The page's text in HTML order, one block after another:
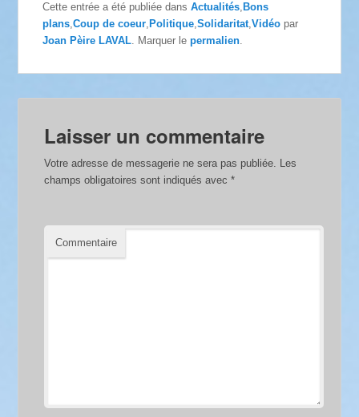
Cette entrée a été publiée dansActualités, Bons
plans,Coup de coeur, Politique,Solidaritat,Vidéo par
Joan Pèire LAVAL. Marquer lepermalien.
Laisser un commentaire
Votre adresse de messagerie ne sera pas publiée. Les
champs obligatoires sont indiqués avec*
Commentaire